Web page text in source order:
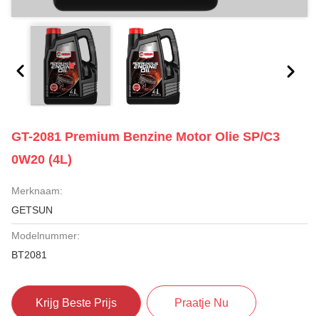
GT-2081 Premium Benzine Motor Olie SP/C3
0W20 (4L)
Merknaam:
GETSUN
Modelnummer:
BT2081
Krijg Beste Prijs Praatje Nu